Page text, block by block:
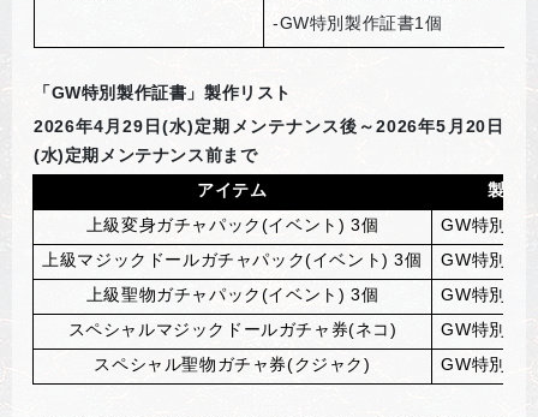
-GW特別製作証書1個
「GW特別製作証書」製作リスト
2026年4月29日(水)定期メンテナンス後～2026年5月20日
(水)定期メンテナンス前まで
アイテム
製作
上級変身ガチャパック(イベント) 3個
GW特別製
上級マジックドールガチャパック(イベント) 3個
GW特別製
上級聖物ガチャパック(イベント) 3個
GW特別製
スペシャルマジックドールガチャ券(ネコ)
GW特別製
スペシャル聖物ガチャ券(クジャク)
GW特別製